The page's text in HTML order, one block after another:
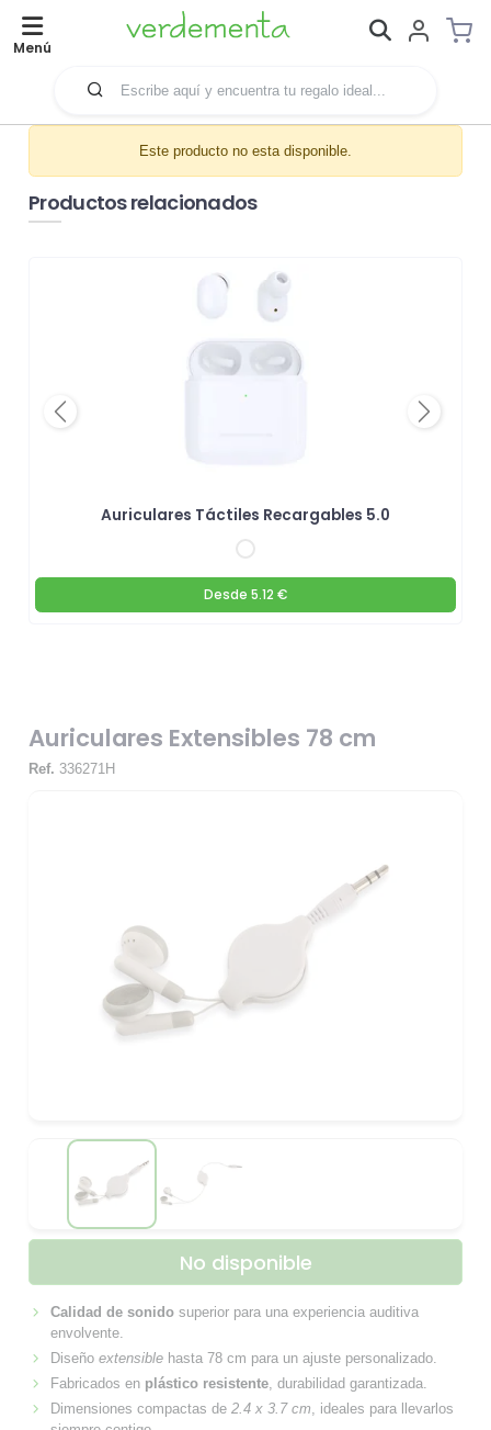
Menú
Este producto no esta disponible.
Productos relacionados
Auriculares Táctiles Recargables 5.0
Desde 5.12 €
Previous Next
Auriculares Extensibles 78 cm
Ref. 336271H
No disponible
Calidad de sonidosuperior para una experiencia auditiva
envolvente.
Diseño extensiblehasta 78 cm para un ajuste personalizado.
Fabricados en plástico resistente, durabilidad garantizada.
Dimensiones compactas de 2.4 x 3.7 cm , ideales para llevarlos